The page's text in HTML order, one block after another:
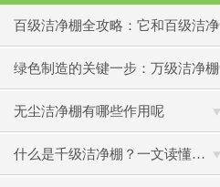
百级洁净棚全攻略：它和百级洁净
室到底有什么区别？
绿色制造的关键一步：万级洁净棚
助力环保型半导体产业发展
无尘洁净棚有哪些作用呢
什么是千级洁净棚？一文读懂其结构特点与局部净化优势